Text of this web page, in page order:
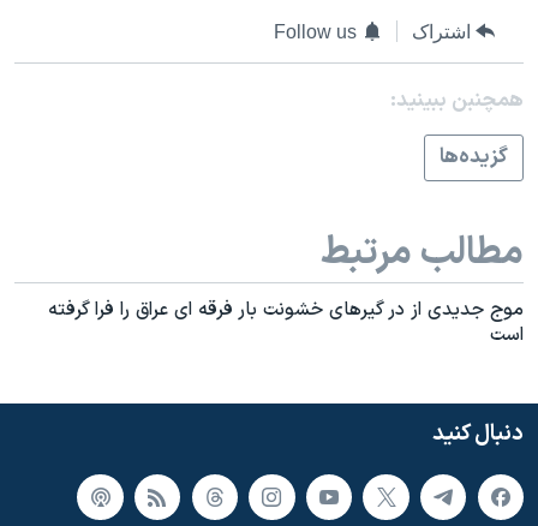
اشتراک Follow us
همچنبن ببینید:
گزيده‌ها
مطالب مرتبط
موج جديدی از در گيرهای خشونت بار فرقه ای عراق را فرا گرفته
است
دنبال کنید